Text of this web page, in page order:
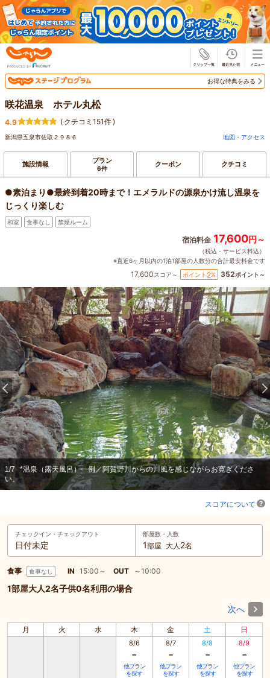
お得な特典をみる
咲花温泉 ホテル丸松
4.9 ( クチコミ151件)
新潟県五泉市佐取２９８６ 地図・アクセス
施設情報 プラン
6件 クーポン クチコミ
●素泊まり●最終到着20時まで！エメラルドの源泉かけ流し温泉を
じっくり楽しむ
和室 食事なし 禁煙ルーム
宿泊料金 17,600円～
（税込・サービス料込）
※直近6ヶ月以内の1泊1部屋の人数分の合計最安料金です
17,600スコア～ ポイント 2% 352ポイント～
1/7 *温泉（露天風呂）一例／阿賀野川からの川風を感じながらお寛ぎくださ
い。
スコアについて
チェックイン・ チェックアウト
日付未定
部屋数・人数
1部屋 大人 2名
食事 食事なし IN 15:00～ OUT ～10:00
1部屋大人2名子供0名利用の場合
次へ
月 火 水 木 金 土 日
8/6
-
他プラン
を探す
8/7
-
他プラン
を探す
8/8
-
他プラン
を探す
8/9
-
他プラン
を探す